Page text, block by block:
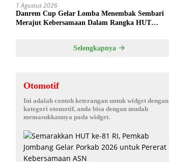
1 Agustus 2026
Danrem Cup Gelar Lomba Menembak Sembari
Merajut Kebersamaan Dalam Rangka HUT
Selengkapnya
Otomotif
Ini adalah contoh keterangan untuk widget dengan
kategori otomotif, anda bisa dengan mudah
memasukkannya pada widget.